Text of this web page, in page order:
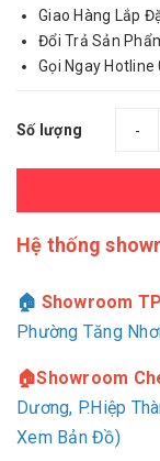
Giao Hàng Lắp
Đổi Trả Sản
Gọi Ngay
Số lượng -
Hệ thống
🏠 Showroom
Phường Tăng
🏠Showroom
Dương, P.Hiệp
Xem Bản Đồ)